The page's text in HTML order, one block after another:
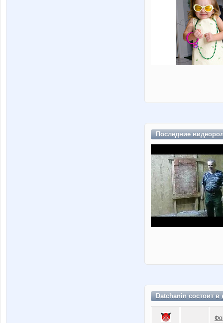
Последние
Datchanin состоит в